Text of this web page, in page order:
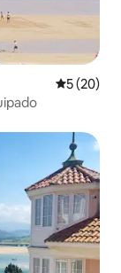
5 de uma
5 (20)